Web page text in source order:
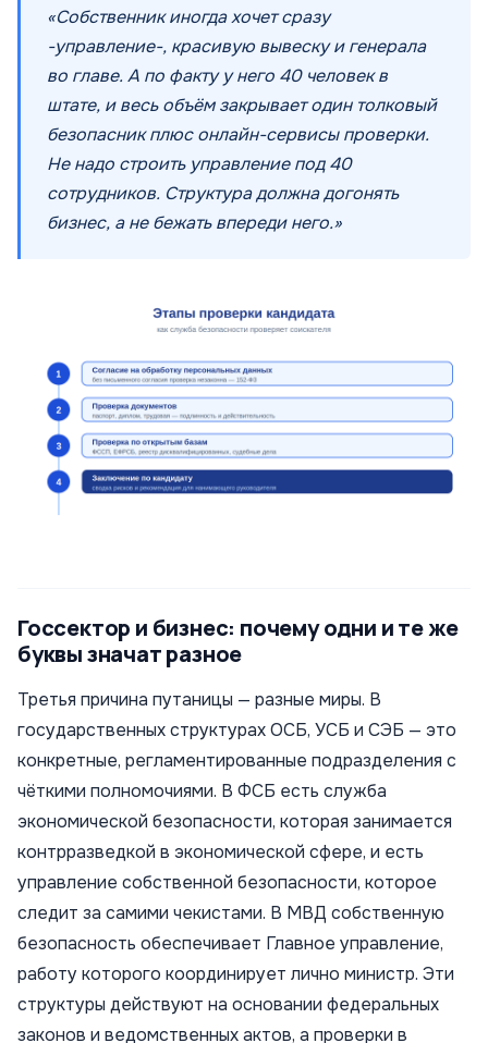
«Собственник иногда хочет сразу
-управление-, красивую вывеску и генерала
во главе. А по факту у него 40 человек в
штате, и весь объём закрывает один толковый
безопасник плюс онлайн-сервисы проверки.
Не надо строить управление под 40
сотрудников. Структура должна догонять
бизнес, а не бежать впереди него.»
Госсектор и бизнес: почему одни и те же
буквы значат разное
Третья причина путаницы — разные миры. В
государственных структурах ОСБ, УСБ и СЭБ — это
конкретные, регламентированные подразделения с
чёткими полномочиями. В ФСБ есть служба
экономической безопасности, которая занимается
контрразведкой в экономической сфере, и есть
управление собственной безопасности, которое
следит за самими чекистами. В МВД собственную
безопасность обеспечивает Главное управление,
работу которого координирует лично министр. Эти
структуры действуют на основании федеральных
законов и ведомственных актов, а проверки в